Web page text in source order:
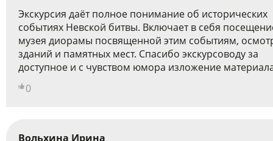
Экскурсия даёт полное понимание об исторических
событиях Невской битвы. Включает в себя
музея диорамы посвященной этим событиям,
зданий и памятных мест. Спасибо экскурсоводу за
доступное и с чувством юмора изложение
0
Вольхина Ирина